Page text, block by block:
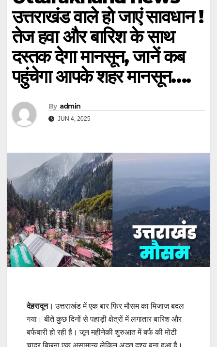
उत्तराखंड वाले हो जाएं सावधान !
तेज हवा और बारिश के साथ
दस्तक देगा मानसून, जानें कब
पहुंचेगा आपके शहर मानसून….
By admin
JUN 4, 2025
देहरादून।उत्तराखंड में एक बार फिर मौसम का मिजाज बदल
गया। बीते कुछ दिनों से पहाड़ी क्षेत्रों में लगातार बारिश और
बर्फबारी हो रही है। जून महीनेकी शुरुआत में बर्फ की मोटी
चादर बिछना एक असामान्य लेकिन अद्भुत दृश्य बना हुआ है।